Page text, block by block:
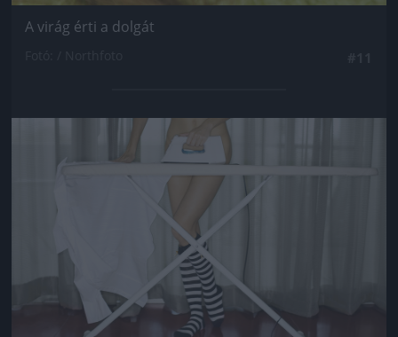
A virág érti a dolgát
Jön még kép!